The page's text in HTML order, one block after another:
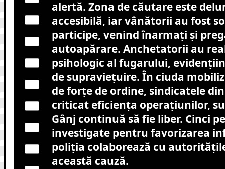
alertă. Zona de căutare este
accesibilă, iar vânătorii au fost
participe, venind înarmați și
autoapărare. Anchetatorii au
psihologic al fugarului,
de supraviețuire. În ciuda
de forțe de ordine, sindicatele
criticat eficiența operațiunilor,
Gânj continuă să fie liber. Cinci
investigate pentru favorizarea
poliția colaborează cu
această cauză.